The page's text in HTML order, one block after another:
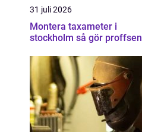
31 juli 2026
Montera taxameter i
stockholm så gör proffsen